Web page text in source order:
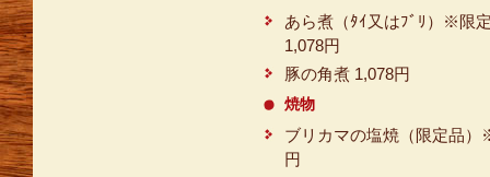
あら煮（ﾀｲ又はﾌﾞﾘ）※限
1,078円
豚の角煮 1,078円
焼物
ブリカマの塩焼（限定品
円